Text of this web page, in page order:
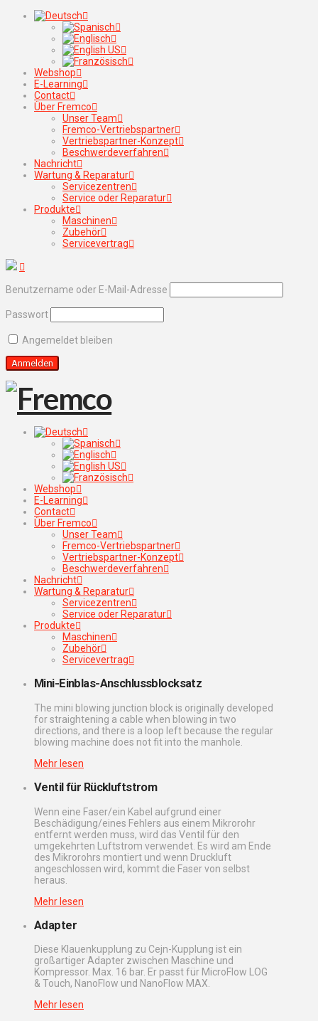
Webshop
E-Learning
Contact
Über Fremco
Unser Team
Fremco-Vertriebspartner
Vertriebspartner-Konzept
Beschwerdeverfahren
Nachricht
Wartung & Reparatur
Servicezentren
Service oder Reparatur
Produkte
Maschinen
Zubehör
Servicevertrag
Benutzername oder E-Mail-Adresse
Passwort
Angemeldet bleiben
Webshop
E-Learning
Contact
Über Fremco
Unser Team
Fremco-Vertriebspartner
Vertriebspartner-Konzept
Beschwerdeverfahren
Nachricht
Wartung & Reparatur
Servicezentren
Service oder Reparatur
Produkte
Maschinen
Zubehör
Servicevertrag
Mini-Einblas-Anschlussblocksatz
The mini blowing junction block is originally developed
for straightening a cable when blowing in two
directions, and there is a loop left because the regular
blowing machine does not fit into the manhole.
Mehr lesen
Ventil für Rückluftstrom
Wenn eine Faser/ein Kabel aufgrund einer
Beschädigung/eines Fehlers aus einem Mikrorohr
entfernt werden muss, wird das Ventil für den
umgekehrten Luftstrom verwendet. Es wird am Ende
des Mikrorohrs montiert und wenn Druckluft
angeschlossen wird, kommt die Faser von selbst
heraus.
Mehr lesen
Adapter
Diese Klauenkupplung zu Cejn-Kupplung ist ein
großartiger Adapter zwischen Maschine und
Kompressor. Max. 16 bar. Er passt für MicroFlow LOG
& Touch, NanoFlow und NanoFlow MAX.
Mehr lesen